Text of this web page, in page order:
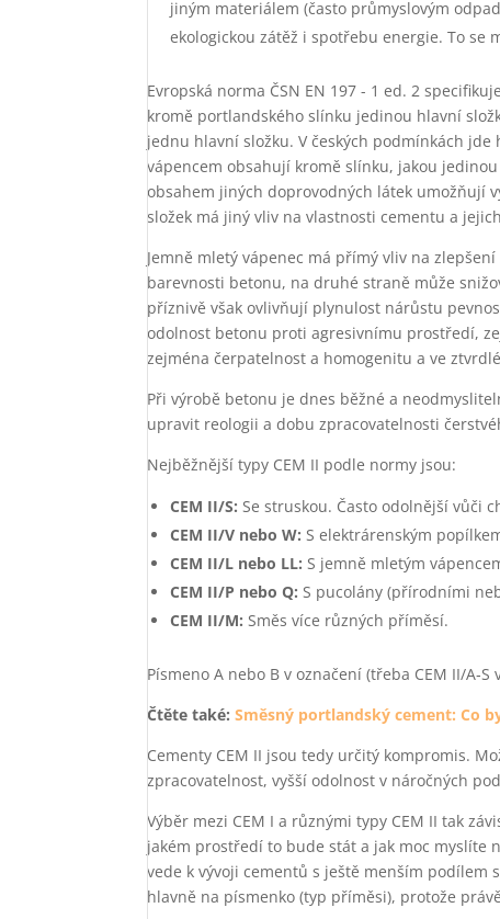
jiným materiálem (často průmyslovým
ekologickou zátěž i spotřebu energie. To se
Evropská norma ČSN EN 197 - 1 ed. 2
kromě portlandského slínku jedinou hlavní
jednu hlavní složku. V českých podmínkách jde
vápencem obsahují kromě slínku, jakou
obsahem jiných doprovodných látek umožňují
složek má jiný vliv na vlastnosti cementu a
Jemně mletý vápenec má přímý vliv na
barevnosti betonu, na druhé straně může
příznivě však ovlivňují plynulost nárůstu
odolnost betonu proti agresivnímu prostředí,
zejména čerpatelnost a homogenitu a ve
Při výrobě betonu je dnes běžné a
upravit reologii a dobu zpracovatelnosti
Nejběžnější typy CEM II podle normy jsou:
CEM II/S: Se struskou. Často odolnější vůči
CEM II/V nebo W: S elektrárenským
CEM II/L nebo LL: S jemně mletým
CEM II/P nebo Q: S pucolány (přírodními
CEM II/M: Směs více různých příměsí.
Písmeno A nebo B v označení (třeba CEM II/
Čtěte také:Směsný portlandský cement: Co
Cementy CEM II jsou tedy určitý kompromis.
zpracovatelnost, vyšší odolnost v náročných
Výběr mezi CEM I a různými typy CEM II tak
jakém prostředí to bude stát a jak moc myslíte
vede k vývoji cementů s ještě menším podílem
hlavně na písmenko (typ příměsi), protože